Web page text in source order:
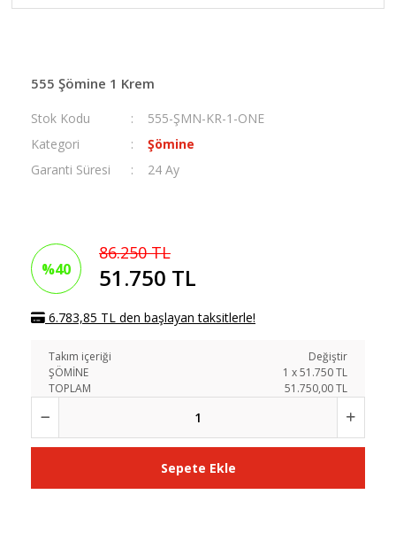
555 Şömine 1 Krem
Stok Kodu
555-ŞMN-KR-1-ONE
Kategori
Şömine
Garanti Süresi
24 Ay
%40
86.250 TL
51.750 TL
6.783,85 TL den başlayan taksitlerle!
Takım içeriği
Değiştir
ŞÖMİNE
1 x51.750TL
TOPLAM
51.750,00 TL
Sepete Ekle